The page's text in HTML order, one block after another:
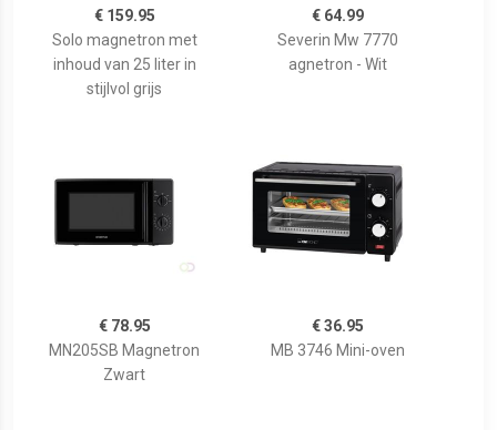
€ 159.95
Solo magnetron met
inhoud van 25 liter in
stijlvol grijs
€ 64.99
Severin Mw 7770
agnetron - Wit
€ 78.95
MN205SB Magnetron
Zwart
€ 36.95
MB 3746 Mini-oven